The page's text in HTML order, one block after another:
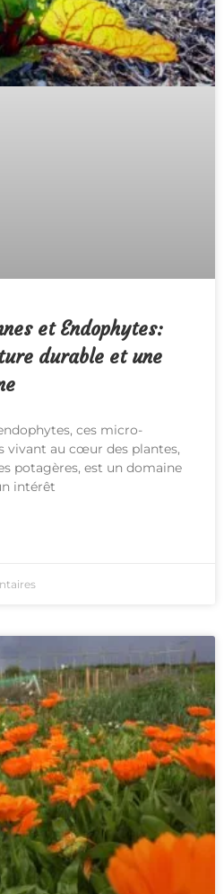
et Endophytes:
durable et une
ces micro-
vivant au cœur des plantes,
potagères, est un domaine
intérêt